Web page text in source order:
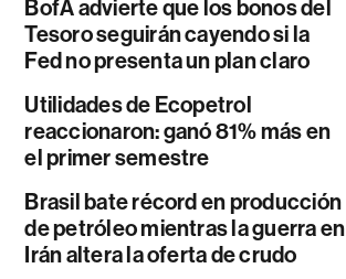
BofA advierte que los bonos del
Tesoro seguirán cayendo si la
Fed no presenta un plan claro
Utilidades de Ecopetrol
reaccionaron: ganó 81% más en
el primer semestre
Brasil bate récord en producción
de petróleo mientras la guerra en
Irán altera la oferta de crudo